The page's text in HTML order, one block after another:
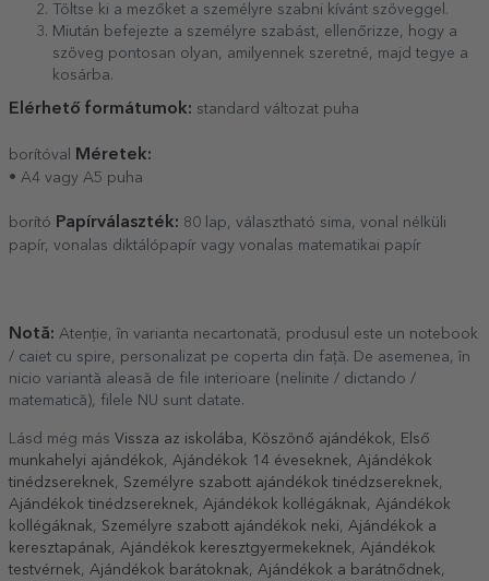
Töltse ki a mezőket a személyre szabni kívánt szöveggel.
Miután befejezte a személyre szabást, ellenőrizze, hogy a
szöveg pontosan olyan, amilyennek szeretné, majd tegye a
kosárba.
Elérhető formátumok: standard változat puha
borítóval Méretek:
• A4 vagy A5 puha
borító Papírválaszték: 80 lap, választható sima, vonal nélküli
papír, vonalas diktálópapír vagy vonalas matematikai papír
Notă: Atenție, în varianta necartonată, produsul este un notebook
/ caiet cu spire, personalizat pe coperta din față. De asemenea, în
nicio variantă aleasă de file interioare (nelinite / dictando /
matematică), filele NU sunt datate.
Lásd még más Vissza az iskolába Köszönő ajándékok
Első
munkahelyi ajándékok
Ajándékok 14 éveseknek
Ajándékok
tinédzsereknek
Személyre szabott ajándékok tinédzsereknek
Ajándékok tinédzsereknek
Ajándékok kollégáknak
Ajándékok
kollégáknak
Személyre szabott ajándékok neki
Ajándékok a
keresztapának
Ajándékok keresztgyermekeknek
Ajándékok
testvérnek
Ajándékok barátoknak Ajándékok a barátnődnek